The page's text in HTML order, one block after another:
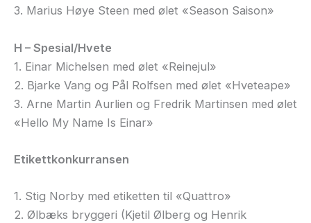
3. Marius Høye Steen med ølet «Season Saison»
H – Spesial/Hvete
1. Einar Michelsen med ølet «Reinejul»
2. Bjarke Vang og Pål Rolfsen med ølet «Hveteape»
3. Arne Martin Aurlien og Fredrik Martinsen med ølet
«Hello My Name Is Einar»
Etikettkonkurransen
1. Stig Norby med etiketten til «Quattro»
2. Ølbæks bryggeri (Kjetil Ølberg og Henrik